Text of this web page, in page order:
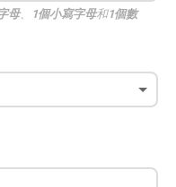
母、 1個小寫字母和1個數